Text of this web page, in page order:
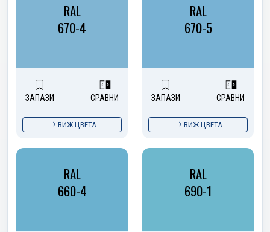
RAL
670-4
ЗАПАЗИ СРАВНИ
ВИЖ ЦВЕТА
RAL
670-5
ЗАПАЗИ СРАВНИ
ВИЖ ЦВЕТА
RAL
660-4
RAL
690-1